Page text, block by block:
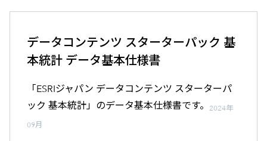
データコンテンツ スターターパック 基
本統計 データ基本仕様書
「ESRIジャパン データコンテンツ スターターパ
ック 基本統計」のデータ基本仕様書です。
2024年
09月